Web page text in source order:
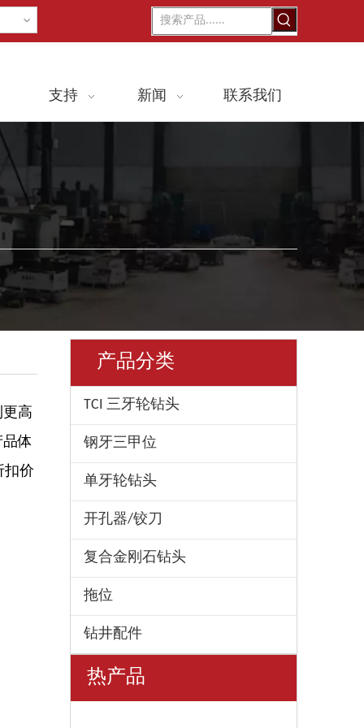
支持 新闻 联系我们
高
体
扣价
产品分类
TCI 三牙轮钻头
钢牙三甲位
单牙轮钻头
开孔器/铰刀
复合金刚石钻头
拖位
钻井配件
热产品